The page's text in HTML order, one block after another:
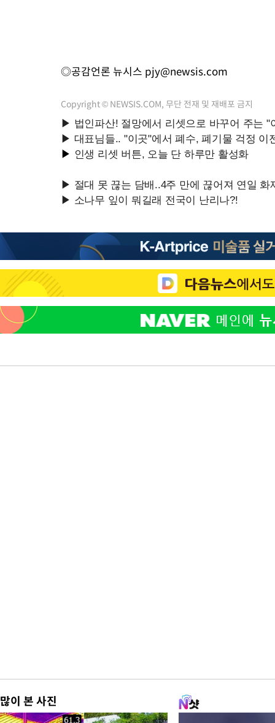
◎공감언론 뉴시스 pjy@newsis.com
Copyright © NEWSIS.COM, 무단 전재 및 재배포 금지
많이 본 사진